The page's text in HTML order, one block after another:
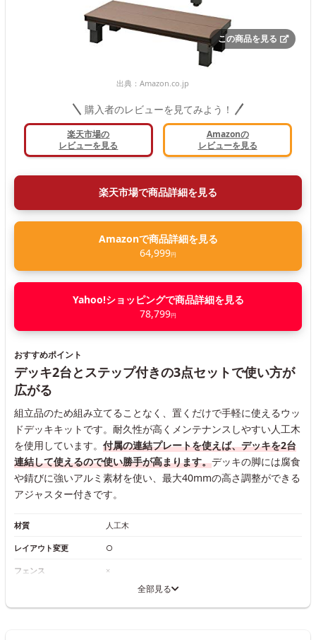
この商品を見る
出典： Amazon.co.jp
購入者のレビューを見てみよう！
楽天市場の
レビューを見る
Amazonの
レビューを見る
楽天市場で商品詳細を見る
Amazonで商品詳細を見る
64,999円
Yahoo!ショッピングで商品詳細を見る
78,799円
おすすめポイント
デッキ2台とステップ付きの3点セットで使い方が
広がる
組立品のため組み立てることなく、置くだけで手軽に使えるウッ
ドデッキキットです。耐久性が高くメンテナンスしやすい人工木
を使用しています。 付属の連結プレートを使えば、デッキを2台
連結して使えるので使い勝手が高まります。デッキの脚には腐食
や錆びに強いアルミ素材を使い、最大40mmの高さ調整ができる
アジャスター付きです。
材質 人工木
レイアウト変更 ○
フェンス ×
全部見る